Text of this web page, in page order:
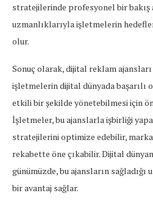
stratejilerinde profesyonel bir bakış
uzmanlıklarıyla işletmelerin
olur.
Sonuç olarak, dijital reklam
işletmelerin dijital dünyada başarılı
etkili bir şekilde yönetebilmesi için
İşletmeler, bu ajanslarla işbirliği
stratejilerini optimize edebilir,
rekabette öne çıkabilir. Dijital
günümüzde, bu ajansların sağladığı
bir avantaj sağlar.